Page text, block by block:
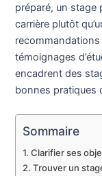
préparé, un stage
carrière plutôt
recommandations
témoignages
encadrent des
bonnes pratiques
Sommaire
Clarifier ses
Trouver un